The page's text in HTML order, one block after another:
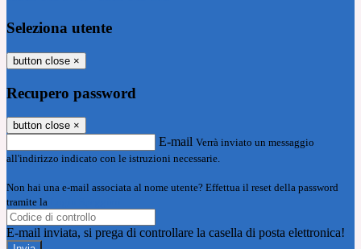
Seleziona utente
button close ×
Recupero password
button close ×
E-mail Verrà inviato un messaggio
all'indirizzo indicato con le istruzioni necessarie.
Non hai una e-mail associata al nome utente? Effettua il reset della password
tramite la
E-mail inviata, si prega di controllare la casella di posta elettronica!